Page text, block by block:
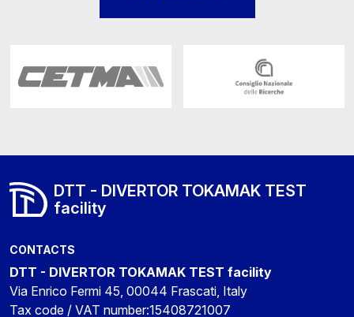
DTT - DIVERTOR TOKAMAK TEST
facility
CONTACTS
DTT - DIVERTOR TOKAMAK TEST facility
Via Enrico Fermi 45, 00044 Frascati, Italy
Tax code / VAT number:15408721007